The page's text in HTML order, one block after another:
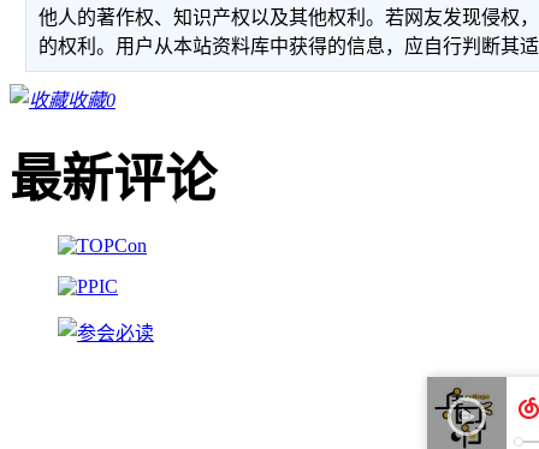
他人的著作权、知识产权以及其他权利。若网友发现侵权
的权利。用户从本站资料库中获得的信息，应自行判断其
收藏0
最新评论